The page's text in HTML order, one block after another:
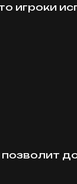
игроки